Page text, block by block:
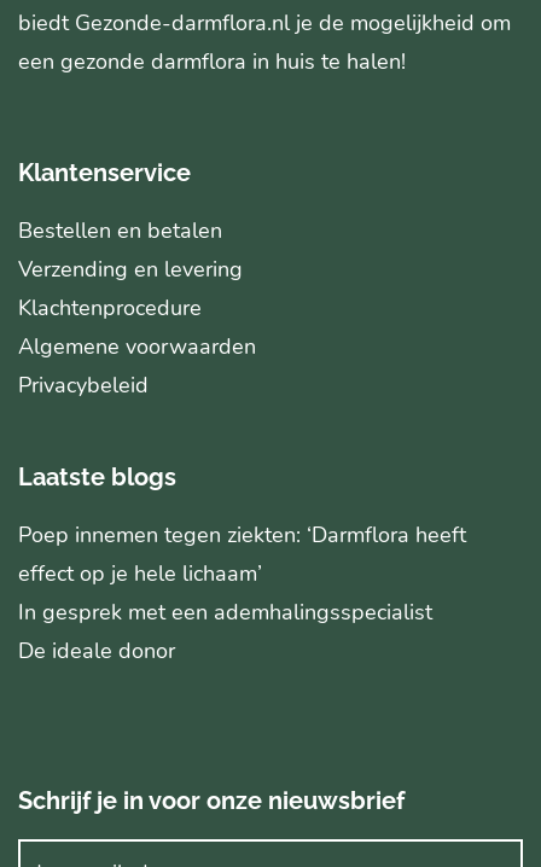
biedt Gezonde-darmflora.nl je de mogelijkheid om
een gezonde darmflora in huis te halen!
Klantenservice
Bestellen en betalen
Verzending en levering
Klachtenprocedure
Algemene voorwaarden
Privacybeleid
Laatste blogs
Poep innemen tegen ziekten: ‘Darmflora heeft
effect op je hele lichaam’
In gesprek met een ademhalingsspecialist
De ideale donor
Schrijf je in voor onze nieuwsbrief